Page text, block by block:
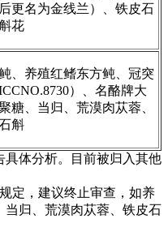
更名为金线兰）、铁皮石
花
、养殖红鳍东方鲀、冠突
）、名酪牌大
糖、当归、荒漠肉苁蓉、
斛
体分析。目前被归入其他
，建议终止审查，如养
归、荒漠肉苁蓉、铁皮石